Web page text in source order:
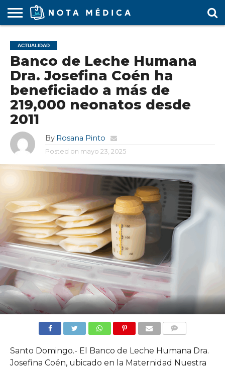
MÉDICA
ARS
ARTÍCULO
ACTUALIDAD
COLEGIO
MÉDICO
COVID-
19
EDUCACIÓN
MÉDICA
ESTUDIANTES
FARMACÉUTICAS
GUBERNAMENTAL
HOSPITALES
Y CLÍNICAS
MARKETING
MÉDICO
RESIDENTES
SALUD
LABORAL
SOCIEDADES
MÉDICAS
TURISMO
MÉDICO
VÍDEOS
ACTUALIDAD
Banco de Leche Humana
Dra. Josefina Coén ha
beneficiado a más de
219,000 neonatos desde
2011
By Rosana Pinto
Posted on mayo 23, 2025
Santo Domingo.- El Banco de Leche Humana Dra.
Josefina Coén, ubicado en la Maternidad Nuestra